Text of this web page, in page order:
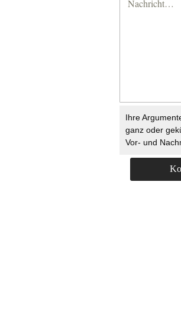
Ihre
ganz oder
Vor- und